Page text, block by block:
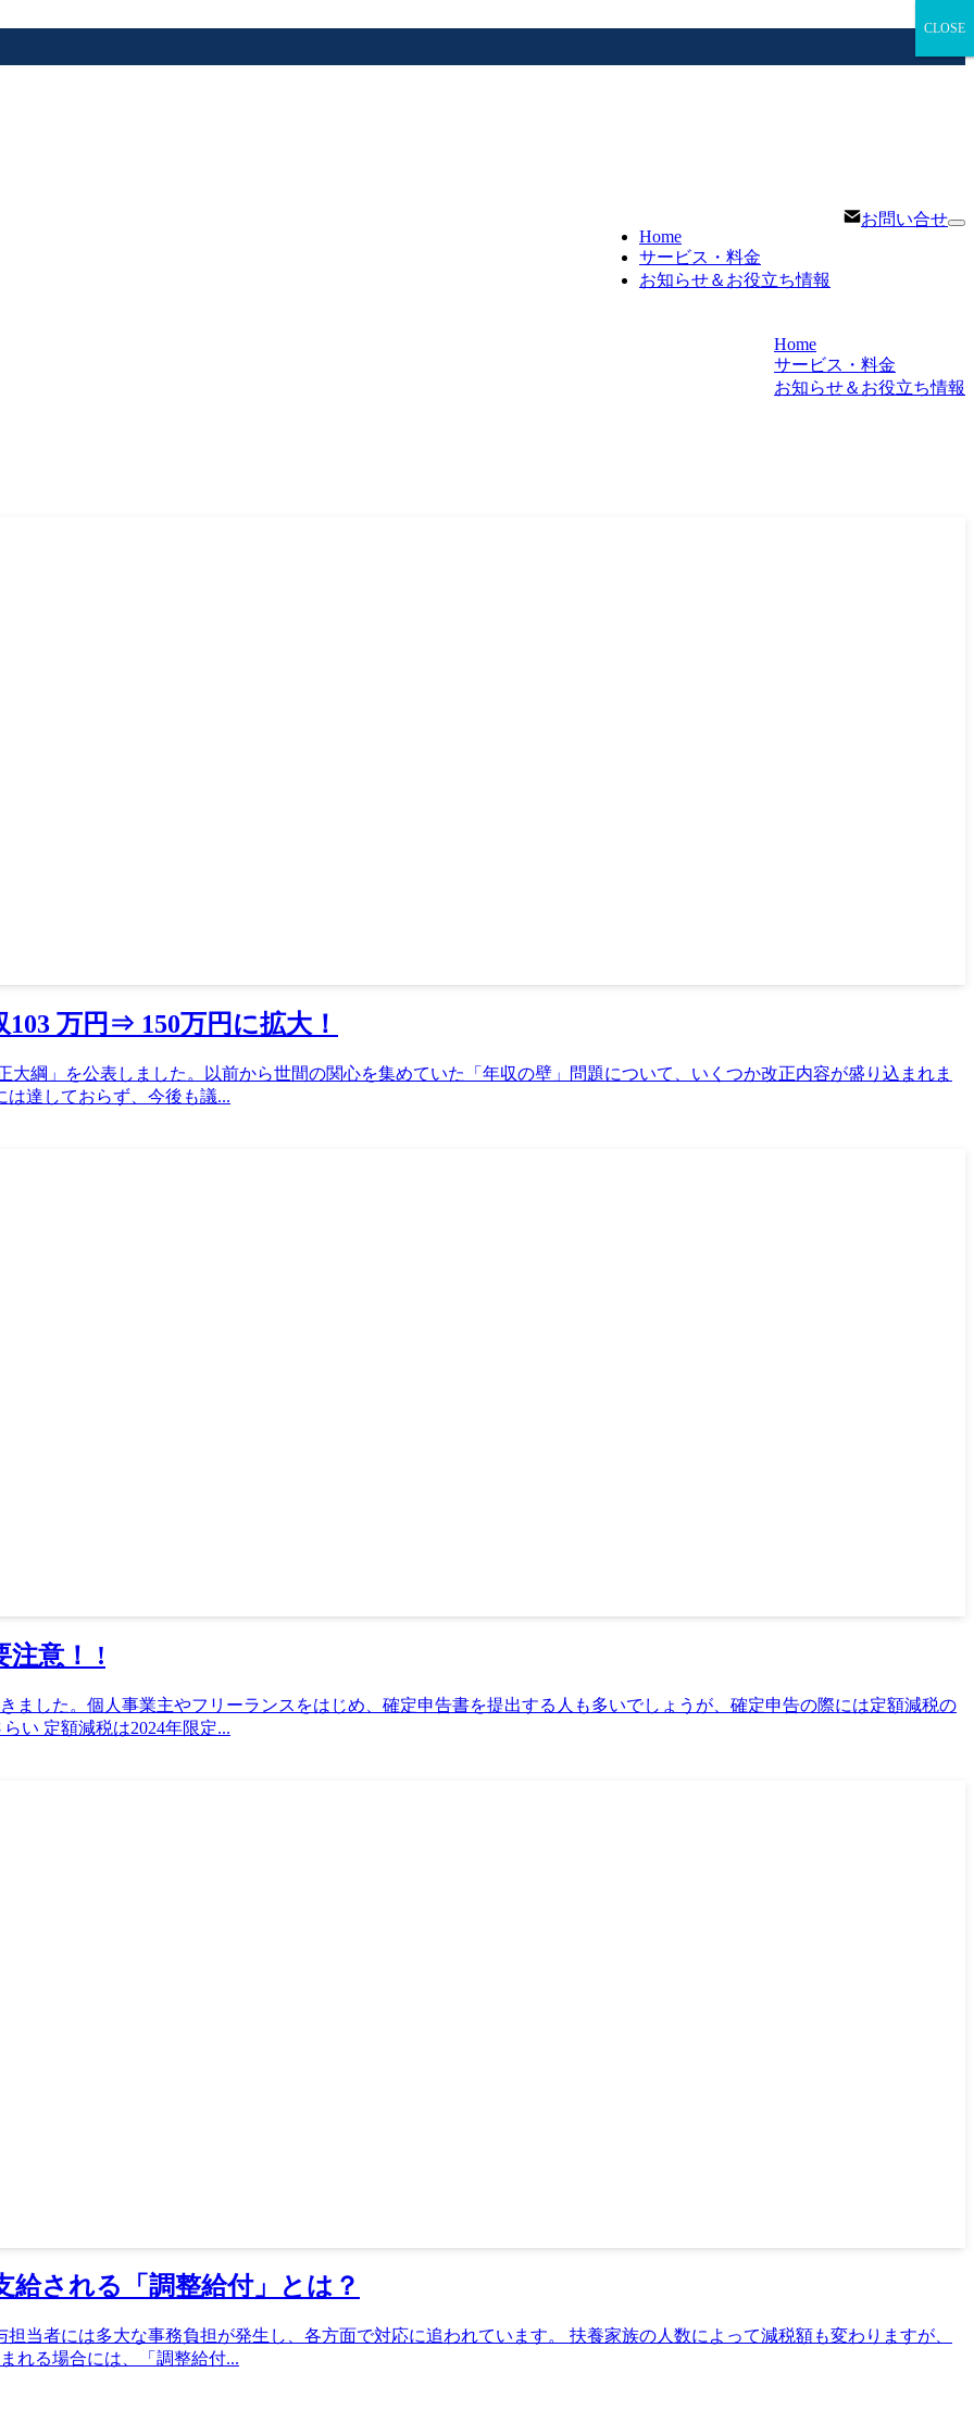
Home
サービス・料金
お知らせ＆お役立ち情報
お問い合せ
Home
サービス・料金
お知らせ＆お役立ち情報
万円⇒ 150万円に拡大！
大綱」を公表しました。以前から世間の関心を集めていた「年収の壁」問題について、いくつか改正内容が盛り込まれま
は達しておらず、今後も議...
注意！ !
ました。個人事業主やフリーランスをはじめ、確定申告書を提出する人も多いでしょうが、確定申告の際には定額減税の
い 定額減税は2024年限定...
給される「調整給付」とは？
当者には多大な事務負担が発生し、各方面で対応に追われています。 扶養家族の人数によって減税額も変わりますが、
れる場合には、「調整給付...
CLOSE
CLOSE